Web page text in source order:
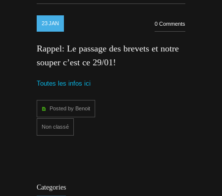
23JAN 0 Comments
Rappel: Le passage des brevets et notre
souper c’est ce 29/01!
Toutes les infos ici
Posted by Benoit
Non classé
Categories